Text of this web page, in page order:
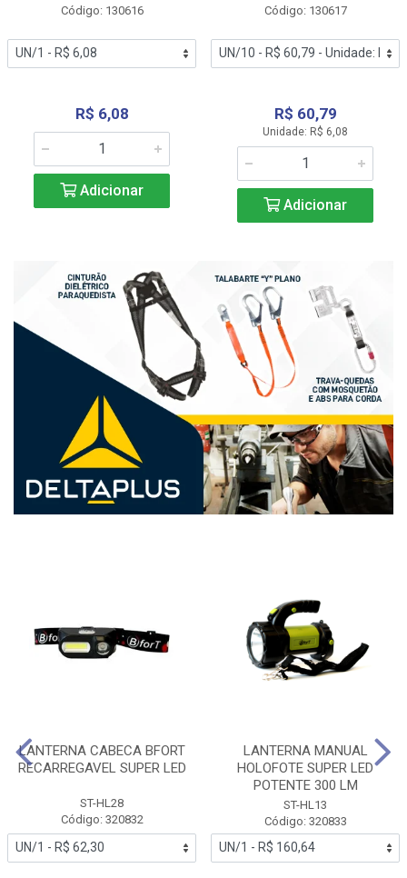
Código: 130616
R$ 6,08
Adicionar
Código: 130617
R$ 60,79
Unidade: R$ 6,08
Adicionar
LANTERNA CABECA BFORT
RECARREGAVEL SUPER LED
ST-HL28
Código: 320832
LANTERNA MANUAL
HOLOFOTE SUPER LED
POTENTE 300 LM
ST-HL13
Código: 320833